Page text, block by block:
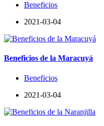
Beneficios
2021-03-04
Beneficios de la Maracuyá
Beneficios
2021-03-04